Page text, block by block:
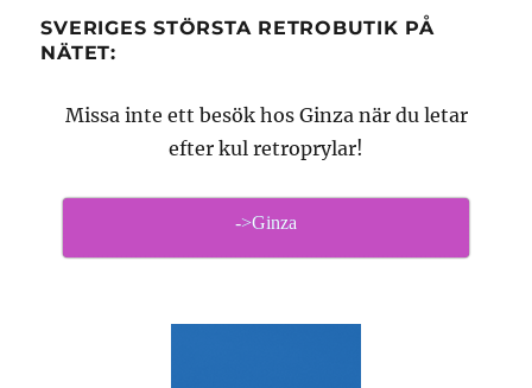
SVERIGES STÖRSTA RETROBUTIK PÅ
NÄTET:
Missa inte ett besök hos Ginza när du letar
efter kul retroprylar!
->Ginza